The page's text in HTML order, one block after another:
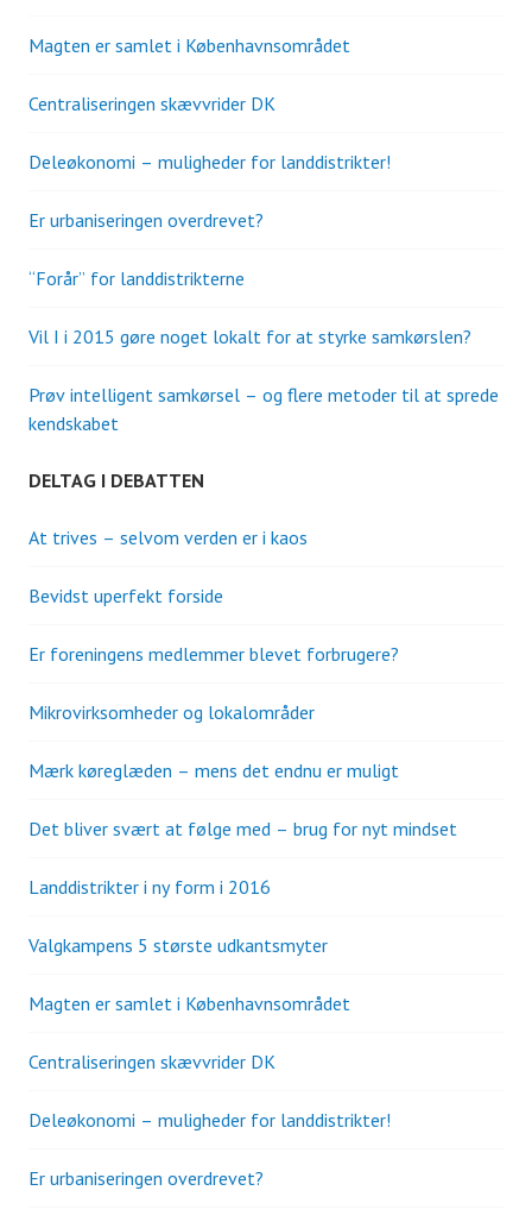
Magten er samlet i Københavnsområdet
Centraliseringen skævvrider DK
Deleøkonomi – muligheder for landdistrikter!
Er urbaniseringen overdrevet?
“Forår” for landdistrikterne
Vil I i 2015 gøre noget lokalt for at styrke samkørslen?
Prøv intelligent samkørsel – og flere metoder til at sprede
kendskabet
DELTAG I DEBATTEN
At trives – selvom verden er i kaos
Bevidst uperfekt forside
Er foreningens medlemmer blevet forbrugere?
Mikrovirksomheder og lokalområder
Mærk køreglæden – mens det endnu er muligt
Det bliver svært at følge med – brug for nyt mindset
Landdistrikter i ny form i 2016
Valgkampens 5 største udkantsmyter
Magten er samlet i Københavnsområdet
Centraliseringen skævvrider DK
Deleøkonomi – muligheder for landdistrikter!
Er urbaniseringen overdrevet?